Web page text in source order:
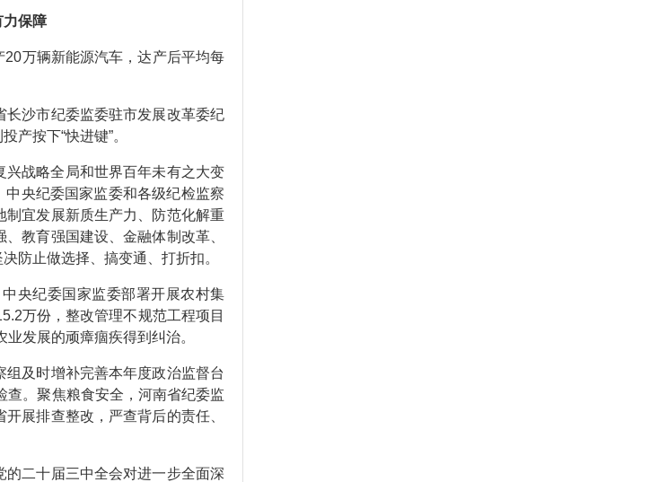
保障
万辆新能源汽车，达产后平均每
沙市纪委监委驻市发展改革委纪
产按下“快进键”。
战略全局和世界百年未有之大变
中央纪委国家监委和各级纪检监察
宜发展新质生产力、防范化解重
教育强国建设、金融体制改革、
防止做选择、搞变通、打折扣。
央纪委国家监委部署开展农村集
万份，整改管理不规范工程项目
发展的顽瘴痼疾得到纠治。
及时增补完善本年度政治监督台
查。聚焦粮食安全，河南省纪委监
展排查整改，严查背后的责任、
二十届三中全会对进一步全面深